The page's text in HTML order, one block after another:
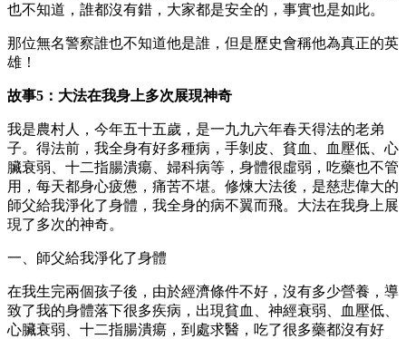
也不知道，誰都沒有錯，大家都是安全的，事實也是如此。
那位無名警察誰也不知道他是誰，但是歷史會稱他為真正的英
雄！
故事5：大法在我身上多次展現神奇
我是農村人，今年五十五歲，是一九九六年春天得法的老弟
子。得法前，我全身有好多種病，手剝皮、貧血、血壓低、心
臟衰弱、十二指腸潰瘍、婦科病等，身體很虛弱，吃藥也不管
用，每天都身心疲憊，痛苦不堪。修煉大法後，是慈悲偉大的
師父給我淨化了身體，我全身的病不翼而飛。大法在我身上展
現了多次的神奇。
一、師父給我淨化了身體
在我生完兩個孩子後，由於經濟條件不好，沒有多少營養，導
致了我的身體落下很多疾病，出現貧血、神經衰弱、血壓低、
心臟衰弱、十二指腸潰瘍，到處求醫，吃了很多藥都沒有好